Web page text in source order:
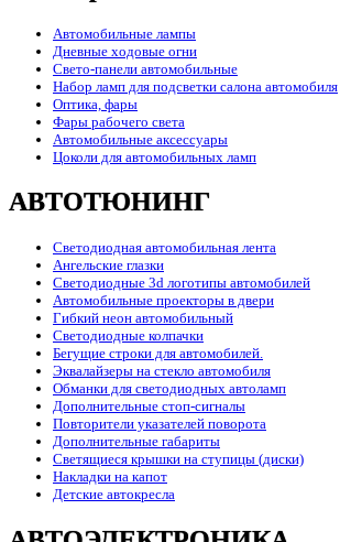
Автомобильные лампы
Дневные ходовые огни
Свето-панели автомобильные
Набор ламп для подсветки салона автомобиля
Оптика, фары
Фары рабочего света
Автомобильные аксессуары
Цоколи для автомобильных ламп
АВТОТЮНИНГ
Светодиодная автомобильная лента
Ангельские глазки
Светодиодные 3d логотипы автомобилей
Автомобильные проекторы в двери
Гибкий неон автомобильный
Светодиодные колпачки
Бегущие строки для автомобилей.
Эквалайзеры на стекло автомобиля
Обманки для светодиодных автоламп
Дополнительные стоп-сигналы
Повторители указателей поворота
Дополнительные габариты
Светящиеся крышки на ступицы (диски)
Накладки на капот
Детские автокресла